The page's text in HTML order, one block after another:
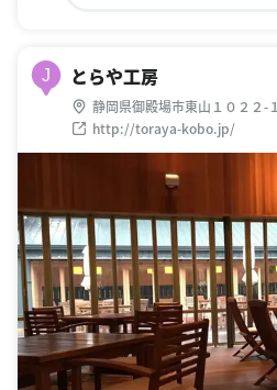
J とらや工房
静岡県御殿場市東山１０２２-１
http://toraya-kobo.jp/